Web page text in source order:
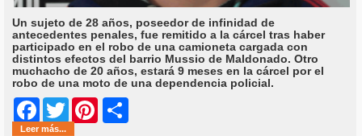
Un sujeto de 28 años, poseedor de infinidad de
antecedentes penales, fue remitido a la cárcel tras haber
participado en el robo de una camioneta cargada con
distintos efectos del barrio Mussio de Maldonado. Otro
muchacho de 20 años, estará 9 meses en la cárcel por el
robo de una moto de una dependencia policial.
Facebook
Twitter Pinterest
Leer más...